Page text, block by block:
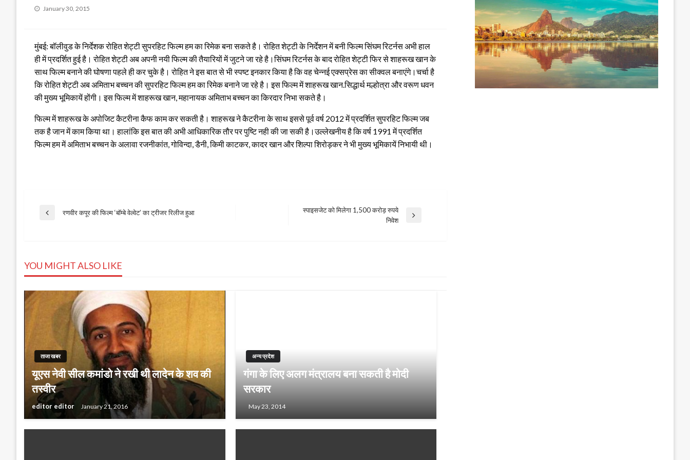
Posted
January 30, 2015
मुंबई: बॉलीवुड के निर्देशक रोहित शेट्टी सुपरहिट फिल्म हम का रिमेक बना सकते है। रोहित शेट्टी के निर्देशन में बनी फिल्म सिंघम रिटर्नस अभी हाल
ही में प्रदर्शित हुई है। रोहित शेट्टी अब अपनी नयी फिल्म की तैयारियों में जुटने जा रहे है।सिंघम रिटर्नस के बाद रोहित शेट्टी फिर से शाहरूख खान के
साथ फिल्म बनाने की घोषणा पहले ही कर चुके है। रोहित ने इस बात से भी स्पष्ट इनकार किया है कि वह चेन्नई एक्सप्रेस का सीक्वल बनाएंगे।चर्चा है
कि रोहित शेट्टी अब अमिताभ बच्चन की सुपरहिट फिल्म हम का रिमेक बनाने जा रहे है। इस फिल्म में शाहरूख खान.सिद्धार्थ मल्होत्रा और वरूण धवन
की मुख्य भूमिकायें होंगी। इस फिल्म में शाहरूख खान, महानायक अमिताभ बच्चन का किरदार निभा सकते है।
फिल्म में शाहरूख के अपोजिट कैटरीना कैफ काम कर सकती है। शाहरूख ने कैटरीना के साथ इससे पूर्व वर्ष 2012 में प्रदर्शित सुपरहिट फिल्म जब
तक है जान में काम किया था। हालांकि इस बात की अभी आधिकारिक तौर पर पुष्टि नही की जा सकी है।उल्लेखनीय है कि वर्ष 1991 में प्रदर्शित
फिल्म हम में अमिताभ बच्चन के अलावा रजनीकांत, गोविन्दा, डैनी, किमी काटकर, कादर खान और शिल्पा शिरोड़कर ने भी मुख्य भूमिकायें निभायी थी।
Post
Previous
रणवीर कपूर की फिल्म ‘बॉम्बे वेल्वेट’ का ट्रीजर रिलीज हुआ
स्पाइसजेट को मिलेगा 1,500 करोड़ रुपये
निवेश
YOU MIGHT ALSO LIKE
ताजा खबर
यूएस नेवी सील कमांडो ने रखी थी लादेन के शव की
तस्वीर
editor editor January 21, 2016
अन्य प्रदेश
गंगा के लिए अलग मंत्रालय बना सकती है मोदी
सरकार
May 23, 2014